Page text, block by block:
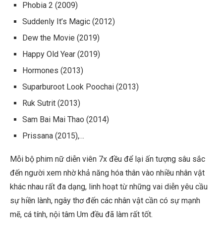
Phobia 2 (2009)
Suddenly It’s Magic (2012)
Dew the Movie (2019)
Happy Old Year (2019)
Hormones (2013)
Suparburoot Look Poochai (2013)
Ruk Sutrit (2013)
Sam Bai Mai Thao (2014)
Prissana (2015),…
Mỗi bộ phim nữ diễn viên 7x đều để lại ấn tượng sâu sắc
đến người xem nhờ khả năng hóa thân vào nhiều nhân vật
khác nhau rất đa dạng, linh hoạt từ những vai diễn yêu cầu
sự hiền lành, ngây thơ đến các nhân vật cần có sự mạnh
mẽ, cá tính, nội tâm Um đều đã làm rất tốt.